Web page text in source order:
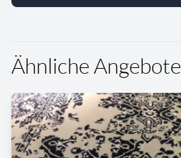
Ähnliche Angebote